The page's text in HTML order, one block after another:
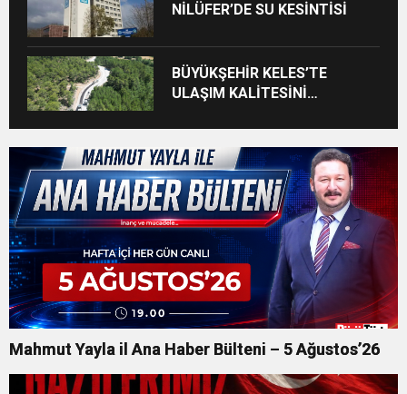
NİLÜFER’DE SU KESİNTİSİ
BÜYÜKŞEHİR KELES’TE
ULAŞIM KALİTESİNİ
Mahmut Yayla il Ana Haber Bülteni – 5 Ağustos’26